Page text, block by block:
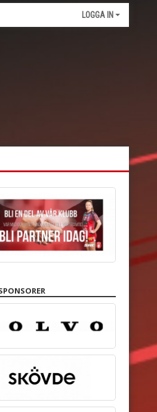
LOGGA IN